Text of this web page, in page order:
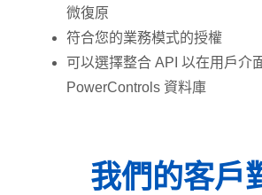
微復原
符合您的業務模式的授權
可以選擇整合 API 以在用戶介
PowerControls 資料庫
我們的客戶